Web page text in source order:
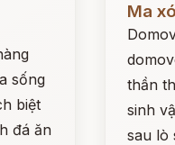
sống
biệt
đá ăn
Ma
thần
sinh
sau lò